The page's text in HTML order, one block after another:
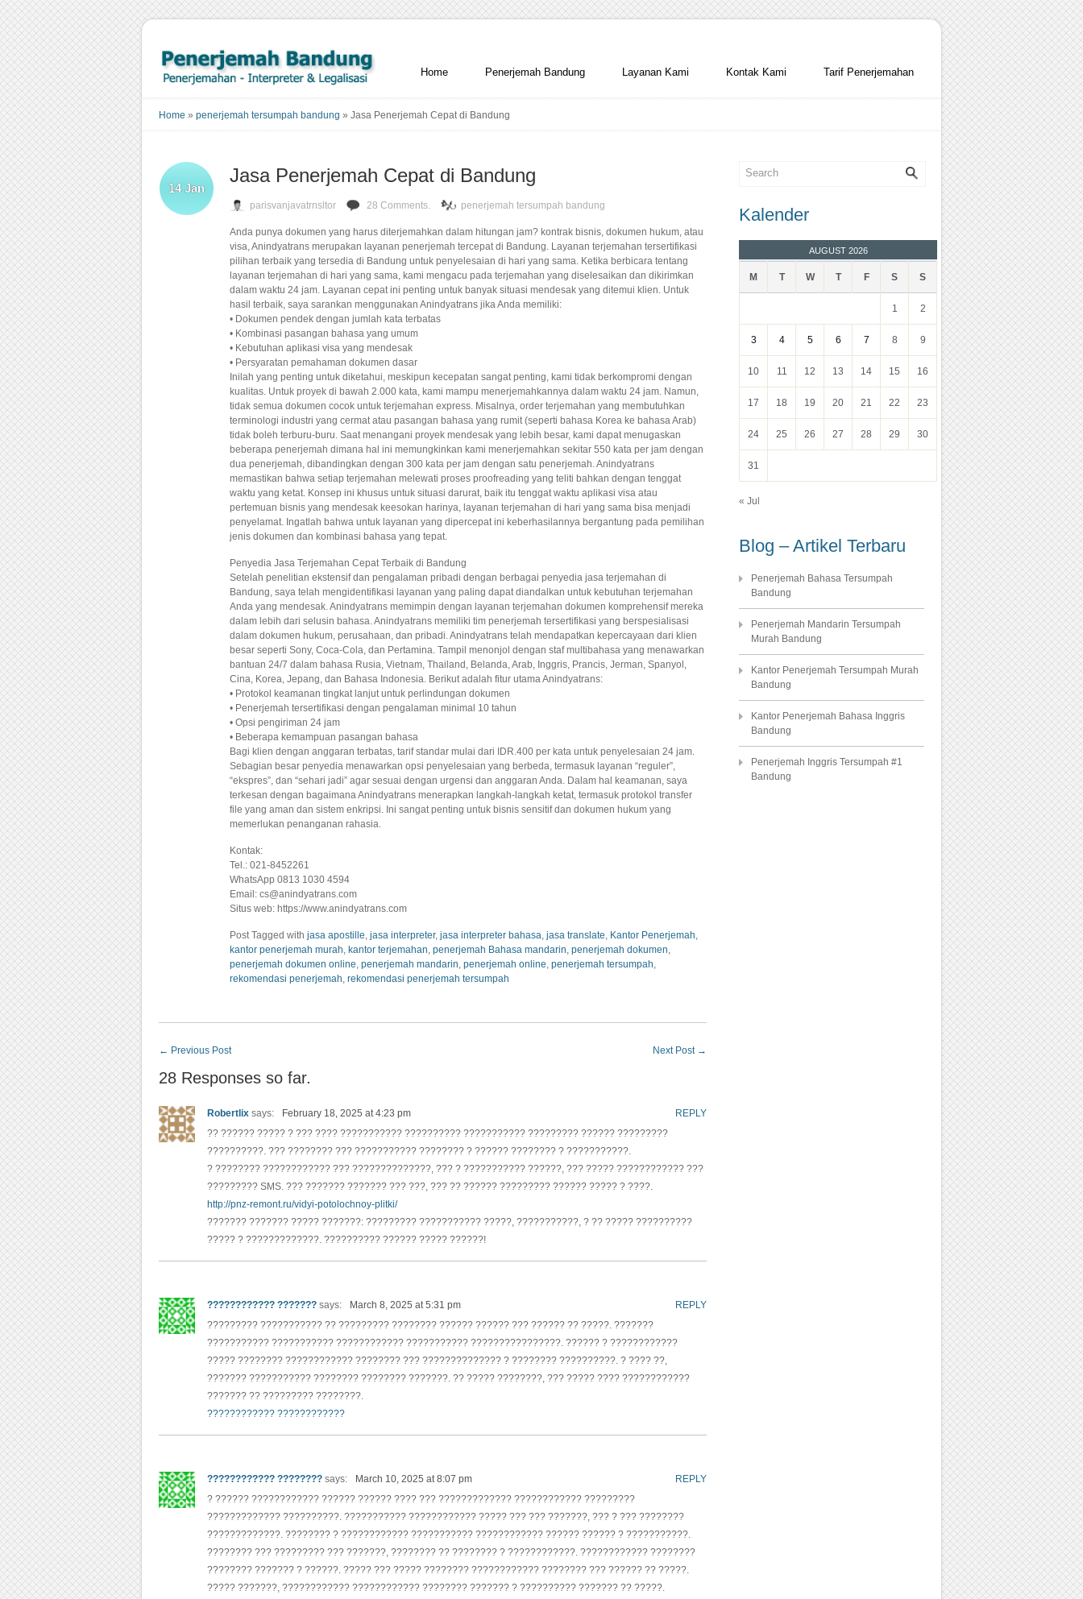
Home Penerjemah Bandung Layanan Kami Kontak Kami Tarif Penerjemahan
Home » penerjemah tersumpah bandung » Jasa Penerjemah Cepat di Bandung
Jasa Penerjemah Cepat di Bandung
14Jan
parisvanjavatrnsltor 28 Comments. penerjemah tersumpah bandung
Anda punya dokumen yang harus diterjemahkan dalam hitungan jam? kontrak bisnis, dokumen hukum, atau
visa, Anindyatrans merupakan layanan penerjemah tercepat di Bandung. Layanan terjemahan tersertifikasi
pilihan terbaik yang tersedia di Bandung untuk penyelesaian di hari yang sama. Ketika berbicara tentang
layanan terjemahan di hari yang sama, kami mengacu pada terjemahan yang diselesaikan dan dikirimkan
dalam waktu 24 jam. Layanan cepat ini penting untuk banyak situasi mendesak yang ditemui klien. Untuk
hasil terbaik, saya sarankan menggunakan Anindyatrans jika Anda memiliki:
• Dokumen pendek dengan jumlah kata terbatas
• Kombinasi pasangan bahasa yang umum
• Kebutuhan aplikasi visa yang mendesak
• Persyaratan pemahaman dokumen dasar
Inilah yang penting untuk diketahui, meskipun kecepatan sangat penting, kami tidak berkompromi dengan
kualitas. Untuk proyek di bawah 2.000 kata, kami mampu menerjemahkannya dalam waktu 24 jam. Namun,
tidak semua dokumen cocok untuk terjemahan express. Misalnya, order terjemahan yang membutuhkan
terminologi industri yang cermat atau pasangan bahasa yang rumit (seperti bahasa Korea ke bahasa Arab)
tidak boleh terburu-buru. Saat menangani proyek mendesak yang lebih besar, kami dapat menugaskan
beberapa penerjemah dimana hal ini memungkinkan kami menerjemahkan sekitar 550 kata per jam dengan
dua penerjemah, dibandingkan dengan 300 kata per jam dengan satu penerjemah. Anindyatrans
memastikan bahwa setiap terjemahan melewati proses proofreading yang teliti bahkan dengan tenggat
waktu yang ketat. Konsep ini khusus untuk situasi darurat, baik itu tenggat waktu aplikasi visa atau
pertemuan bisnis yang mendesak keesokan harinya, layanan terjemahan di hari yang sama bisa menjadi
penyelamat. Ingatlah bahwa untuk layanan yang dipercepat ini keberhasilannya bergantung pada pemilihan
jenis dokumen dan kombinasi bahasa yang tepat.
Penyedia Jasa Terjemahan Cepat Terbaik di Bandung
Setelah penelitian ekstensif dan pengalaman pribadi dengan berbagai penyedia jasa terjemahan di
Bandung, saya telah mengidentifikasi layanan yang paling dapat diandalkan untuk kebutuhan terjemahan
Anda yang mendesak. Anindyatrans memimpin dengan layanan terjemahan dokumen komprehensif mereka
dalam lebih dari selusin bahasa. Anindyatrans memiliki tim penerjemah tersertifikasi yang berspesialisasi
dalam dokumen hukum, perusahaan, dan pribadi. Anindyatrans telah mendapatkan kepercayaan dari klien
besar seperti Sony, Coca-Cola, dan Pertamina. Tampil menonjol dengan staf multibahasa yang menawarkan
bantuan 24/7 dalam bahasa Rusia, Vietnam, Thailand, Belanda, Arab, Inggris, Prancis, Jerman, Spanyol,
Cina, Korea, Jepang, dan Bahasa Indonesia. Berikut adalah fitur utama Anindyatrans:
• Protokol keamanan tingkat lanjut untuk perlindungan dokumen
• Penerjemah tersertifikasi dengan pengalaman minimal 10 tahun
• Opsi pengiriman 24 jam
• Beberapa kemampuan pasangan bahasa
Bagi klien dengan anggaran terbatas, tarif standar mulai dari IDR.400 per kata untuk penyelesaian 24 jam.
Sebagian besar penyedia menawarkan opsi penyelesaian yang berbeda, termasuk layanan “reguler”,
“ekspres”, dan “sehari jadi” agar sesuai dengan urgensi dan anggaran Anda. Dalam hal keamanan, saya
terkesan dengan bagaimana Anindyatrans menerapkan langkah-langkah ketat, termasuk protokol transfer
file yang aman dan sistem enkripsi. Ini sangat penting untuk bisnis sensitif dan dokumen hukum yang
memerlukan penanganan rahasia.
Kontak:
Tel.: 021-8452261
WhatsApp 0813 1030 4594
Email: cs@anindyatrans.com
Situs web: https://www.anindyatrans.com
Post Tagged with jasa apostille, jasa interpreter, jasa interpreter bahasa, jasa translate, Kantor Penerjemah,
kantor penerjemah murah, kantor terjemahan, penerjemah Bahasa mandarin, penerjemah dokumen,
penerjemah dokumen online, penerjemah mandarin, penerjemah online, penerjemah tersumpah,
rekomendasi penerjemah, rekomendasi penerjemah tersumpah
← Previous Post Next Post →
28 Responses so far.
Robertlix says:
February 18, 2025 at 4:23 pm
?? ?????? ????? ? ??? ???? ??????????? ?????????? ??????????? ????????? ?????? ?????????
??????????. ??? ???????? ??? ??????????? ???????? ? ?????? ???????? ? ???????????.
? ???????? ???????????? ??? ??????????????, ??? ? ??????????? ??????, ??? ????? ???????????? ???
????????? SMS. ??? ??????? ??????? ??? ???, ??? ?? ?????? ????????? ?????? ????? ? ????.
http://pnz-remont.ru/vidyi-potolochnoy-plitki/
??????? ??????? ????? ???????: ????????? ??????????? ?????, ???????????, ? ?? ????? ??????????
????? ? ?????????????. ?????????? ?????? ????? ??????!
REPLY
???????????? ??????? says:
March 8, 2025 at 5:31 pm
????????? ??????????? ?? ????????? ???????? ?????? ?????? ??? ?????? ?? ?????. ???????
??????????? ??????????? ???????????? ??????????? ????????????????. ?????? ? ????????????
????? ???????? ???????????? ???????? ??? ?????????????? ? ???????? ??????????. ? ???? ??,
??????? ??????????? ???????? ???????? ???????. ?? ????? ????????, ??? ????? ???? ????????????
??????? ?? ????????? ????????.
???????????? ????????????
REPLY
???????????? ???????? says:
March 10, 2025 at 8:07 pm
? ?????? ???????????? ?????? ?????? ???? ??? ????????????? ???????????? ?????????
????????????? ??????????. ??????????? ???????????? ????? ??? ??? ???????, ??? ? ??? ????????
?????????????. ???????? ? ???????????? ??????????? ???????????? ?????? ?????? ? ???????????.
???????? ??? ????????? ??? ???????, ???????? ?? ???????? ? ????????????. ???????????? ????????
???????? ??????? ? ??????. ????? ??? ????? ???????? ???????????? ???????? ??? ?????? ?? ?????.
????? ???????, ???????????? ???????????? ???????? ??????? ? ?????????? ??????? ?? ?????.
REPLY
Kalender
AUGUST 2026
M T W T F S S
1 2
3 4 5 6 7 8 9
10 11 12 13 14 15 16
17 18 19 20 21 22 23
24 25 26 27 28 29 30
31
« Jul
Blog – Artikel Terbaru
Penerjemah Bahasa Tersumpah
Bandung
Penerjemah Mandarin Tersumpah
Murah Bandung
Kantor Penerjemah Tersumpah Murah
Bandung
Kantor Penerjemah Bahasa Inggris
Bandung
Penerjemah Inggris Tersumpah #1
Bandung